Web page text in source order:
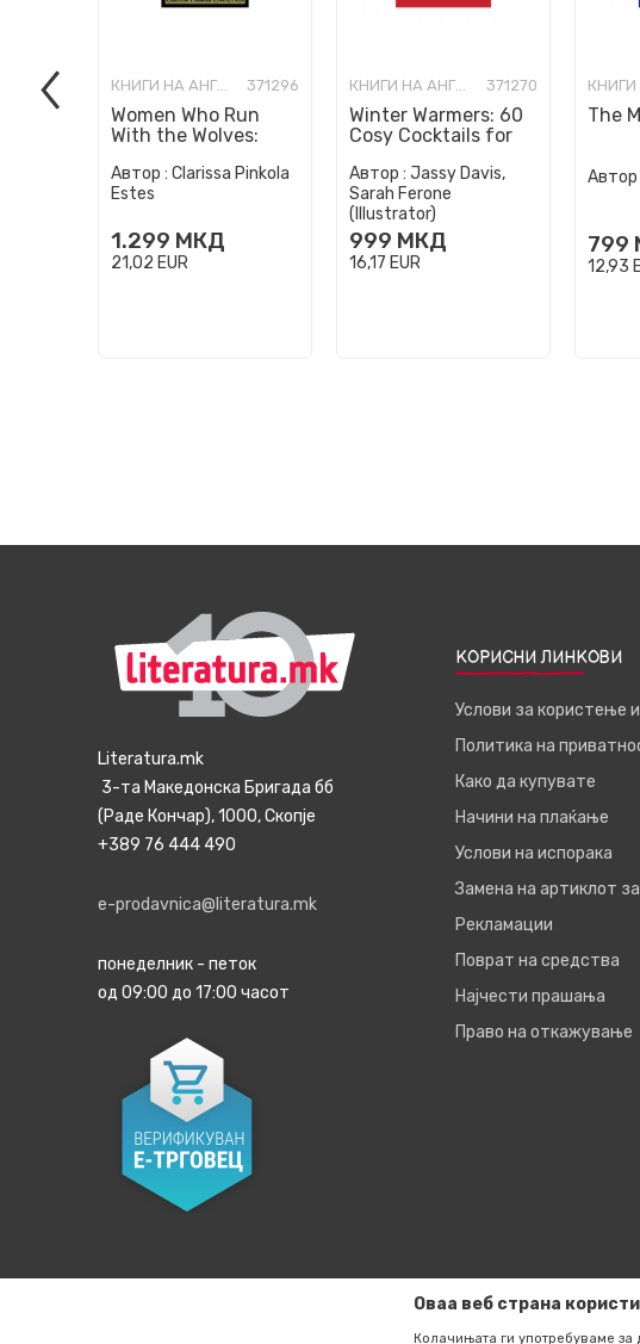
КНИГИ НА АНГЛИСКИ ЈАЗИК 371296
Women Who Run
With the Wolves:
the Wild Woman
Archetype
Автор : Clarissa Pinkola
Estes
1.299 МКД
21,02 EUR
КНИГИ НА АНГЛИСКИ ЈАЗИК 371270
Winter Warmers: 60
Cosy Cocktails for
Автор : Jassy Davis,
Sarah Ferone
(Illustrator)
999 МКД
16,17 EUR
The
Автор
799
12,93
Literatura.mk
3-та Македонска Бригада бб
(Раде Кончар), 1000, Скопје
+389 76 444 490
e-prodavnica@literatura.mk
понеделник - петок
од 09:00 до 17:00 часот
КОРИСНИ ЛИНКОВИ
Услови за користење
Политика на
Како да купувате
Начини на плаќање
Услови на испорака
Замена на артиклот
Рекламации
Поврат на средства
Најчести прашања
Право на откажување
Оваа веб страна
Колачињата ги употребуваме